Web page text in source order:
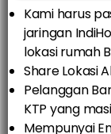
Kami harus
jaringan
lokasi rumah
Share Lokasi
Pelanggan
KTP yang
Mempunyai